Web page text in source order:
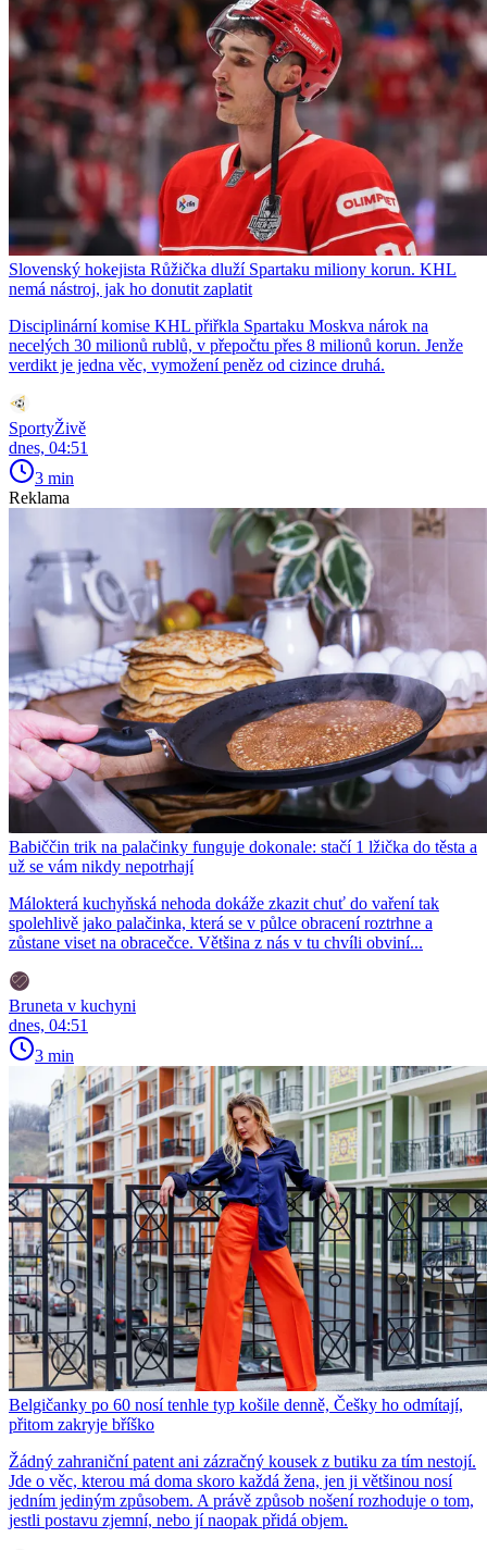
Slovenský hokejista Růžička dluží Spartaku miliony korun. KHL
nemá nástroj, jak ho donutit zaplatit
Disciplinární komise KHL přiřkla Spartaku Moskva nárok na
necelých 30 milionů rublů, v přepočtu přes 8 milionů korun. Jenže
verdikt je jedna věc, vymožení peněz od cizince druhá.
SportyŽivě
dnes, 04:51
3 min
Reklama
Babiččin trik na palačinky funguje dokonale: stačí 1 lžička do těsta a
už se vám nikdy nepotrhají
Málokterá kuchyňská nehoda dokáže zkazit chuť do vaření tak
spolehlivě jako palačinka, která se v půlce obracení roztrhne a
zůstane viset na obracečce. Většina z nás v tu chvíli obviní...
Bruneta v kuchyni
dnes, 04:51
3 min
Belgičanky po 60 nosí tenhle typ košile denně, Češky ho odmítají,
přitom zakryje bříško
Žádný zahraniční patent ani zázračný kousek z butiku za tím nestojí.
Jde o věc, kterou má doma skoro každá žena, jen ji většinou nosí
jedním jediným způsobem. A právě způsob nošení rozhoduje o tom,
jestli postavu zjemní, nebo jí naopak přidá objem.